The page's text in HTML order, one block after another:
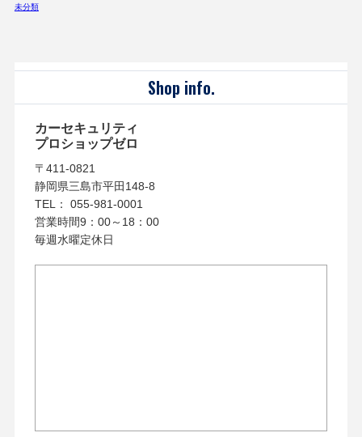
未分類
Shop info.
カーセキュリティ
プロショップゼロ
〒411-0821
静岡県三島市平田148-8
TEL： 055-981-0001
営業時間9：00～18：00
毎週水曜定休日